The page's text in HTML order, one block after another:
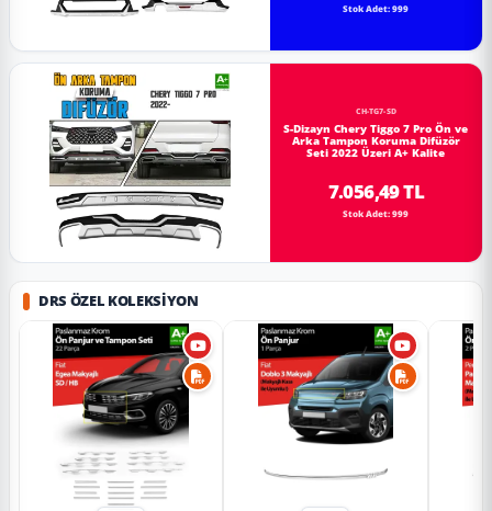
Stok Adet: 999
CH-TG7-SD
S-Dizayn Chery Tiggo 7 Pro Ön ve
Arka Tampon Koruma Difüzör
Seti 2022 Üzeri A+ Kalite
7.056,49 TL
Stok Adet: 999
DRS ÖZEL KOLEKSIYON